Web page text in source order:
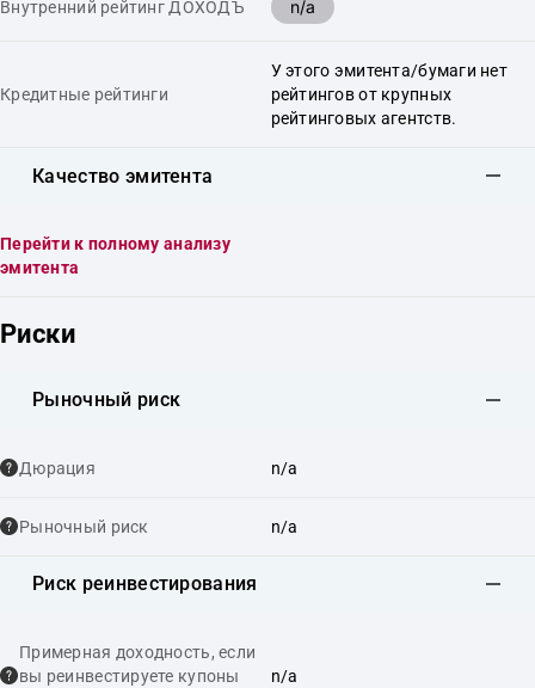
Внутренний рейтинг ДОХОДЪ n/a
Кредитные рейтинги
У этого эмитента/бумаги нет
рейтингов от крупных
рейтинговых агентств.
Качество эмитента
Перейти к полному анализу
эмитента
Риски
Рыночный риск
Дюрация n/a
Рыночный риск n/a
Риск реинвестирования
Примерная доходность, если
вы реинвестируете купоны
n/a